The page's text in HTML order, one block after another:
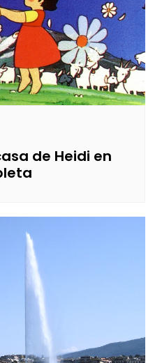
de Heidi en